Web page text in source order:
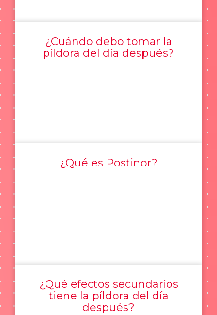
¿Cuándo debo tomar la
píldora del día después?
¿Qué es Postinor?
¿Qué efectos secundarios
tiene la píldora del día
después?